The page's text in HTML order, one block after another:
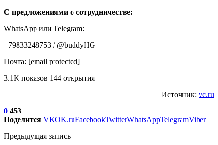
С предложениями о сотрудничестве:
WhatsApp или Telegram:
+79833248753 / @buddyHG
Почта: [email protected]
3.1K показов 144 открытия
Источник: vc.ru
0 453
Поделится VKOK.ruFacebookTwitterWhatsAppTelegramViber
Предыдущая запись